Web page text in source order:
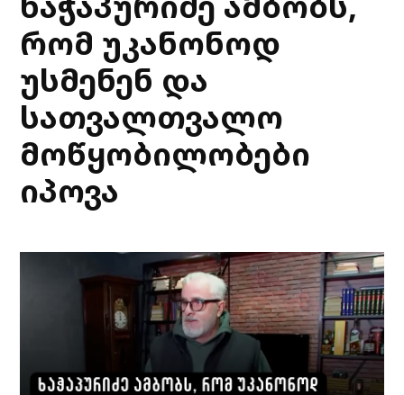
რომ უკანონოდ
უსმენენ და
სათვალთვალო
მოწყობილობები
იპოვა